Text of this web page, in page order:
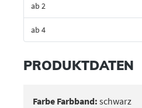
ab 2
ab 4
Bestes Angebot
PRODUKTDATEN
Farbe Farbband: schwarz